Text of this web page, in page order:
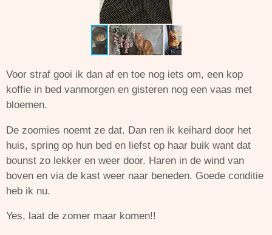
Voor straf gooi ik dan af en toe nog iets om, een kop
koffie in bed vanmorgen en gisteren nog een vaas met
bloemen.
De zoomies noemt ze dat. Dan ren ik keihard door het
huis, spring op hun bed en liefst op haar buik want dat
bounst zo lekker en weer door. Haren in de wind van
boven en via de kast weer naar beneden. Goede conditie
heb ik nu.
Yes, laat de zomer maar komen!!